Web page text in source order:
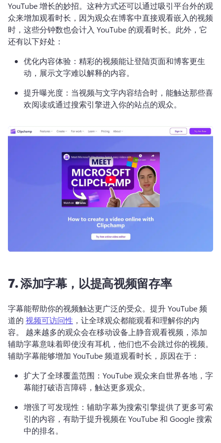
YouTube 增长的妙招。 这种方式还可以通过吸引平台外的观
众来增加观看时长，因为观众在博客中直接观看嵌入的视频
时，这些分钟数也会计入 YouTube 的观看时长。 此外，它
还有以下好处：
优化内容体验：精彩的视频能让登陆页面和博客更生
动，展示文字难以解释的内容。
提升曝光度：当视频与文字内容结合时，能触达那些喜
欢阅读或通过搜索引擎进入你的站点的观众。
7.添加字幕，以提高视频留存率
字幕能帮助你的视频触达更广泛的受众。 提升 YouTube 频
道的 视频可访问性 ，让全球观众都能观看和理解你的内
容。 越来越多的观众会在移动设备上静音观看视频，添加
辅助字幕意味着即使没有耳机，他们也不会跳过你的视频。
辅助字幕能够增加 YouTube 频道观看时长，原因在于：
扩大了全球覆盖范围：YouTube 观众来自世界各地，字
幕能打破语言障碍，触达更多观众。
增强了可发现性：辅助字幕为搜索引擎提供了更多可索
引的内容，有助于提升视频在 YouTube 和 Google 搜索
中的排名。